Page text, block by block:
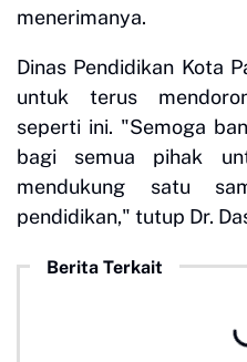
menerimanya.
Dinas Pendidikan Kota
untuk terus
seperti ini. "Semoga
bagi semua pihak
mendukung satu
pendidikan," tutup Dr.
Berita Terkait